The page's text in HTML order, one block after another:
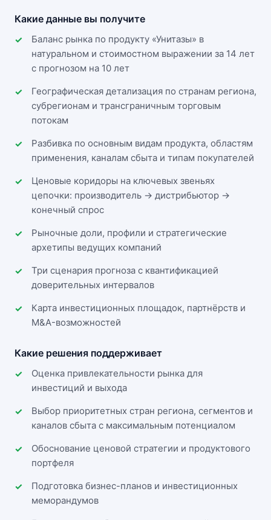
Какие данные вы получите
Баланс рынка по продукту «Унитазы» в
натуральном и стоимостном выражении за 14 лет
с прогнозом на 10 лет
Географическая детализация по странам региона,
субрегионам и трансграничным торговым
потокам
Разбивка по основным видам продукта, областям
применения, каналам сбыта и типам покупателей
Ценовые коридоры на ключевых звеньях
цепочки: производитель → дистрибьютор →
конечный спрос
Рыночные доли, профили и стратегические
архетипы ведущих компаний
Три сценария прогноза с квантификацией
доверительных интервалов
Карта инвестиционных площадок, партнёрств и
M&A-возможностей
Какие решения поддерживает
Оценка привлекательности рынка для
инвестиций и выхода
Выбор приоритетных стран региона, сегментов и
каналов сбыта с максимальным потенциалом
Обоснование ценовой стратегии и продуктового
портфеля
Подготовка бизнес-планов и инвестиционных
меморандумов